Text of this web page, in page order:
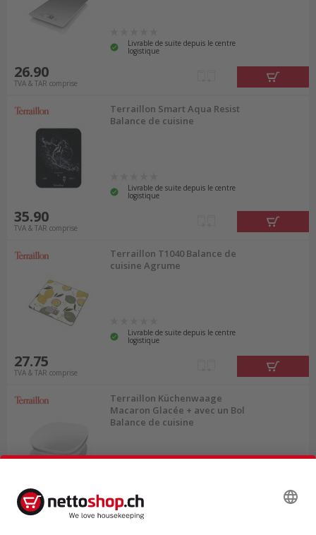
Livrable de suite depuis le centre
logistique
26.90
TVA & TAR comprise
Terraillon Smart Aqua Resist
Balance de cuisine
Livrable de suite depuis le centre
logistique
35.90
TVA & TAR comprise
Terraillon T1040 Balance de
cuisine Agrume
Livrable de suite depuis le centre
logistique
27.75
TVA & TAR comprise
Terraillon Küchenwaage
Macaron Glacée + avec un Bol
Balance de cuisine
31.60
TVA & TAR comprise